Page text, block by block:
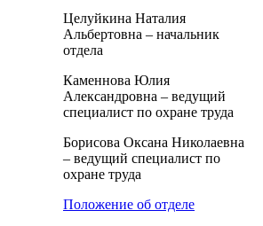
Целуйкина Наталия
Альбертовна – начальник
отдела
Каменнова Юлия
Александровна – ведущий
специалист по охране труда
Борисова Оксана Николаевна
– ведущий специалист по
охране труда
Положение об отделе